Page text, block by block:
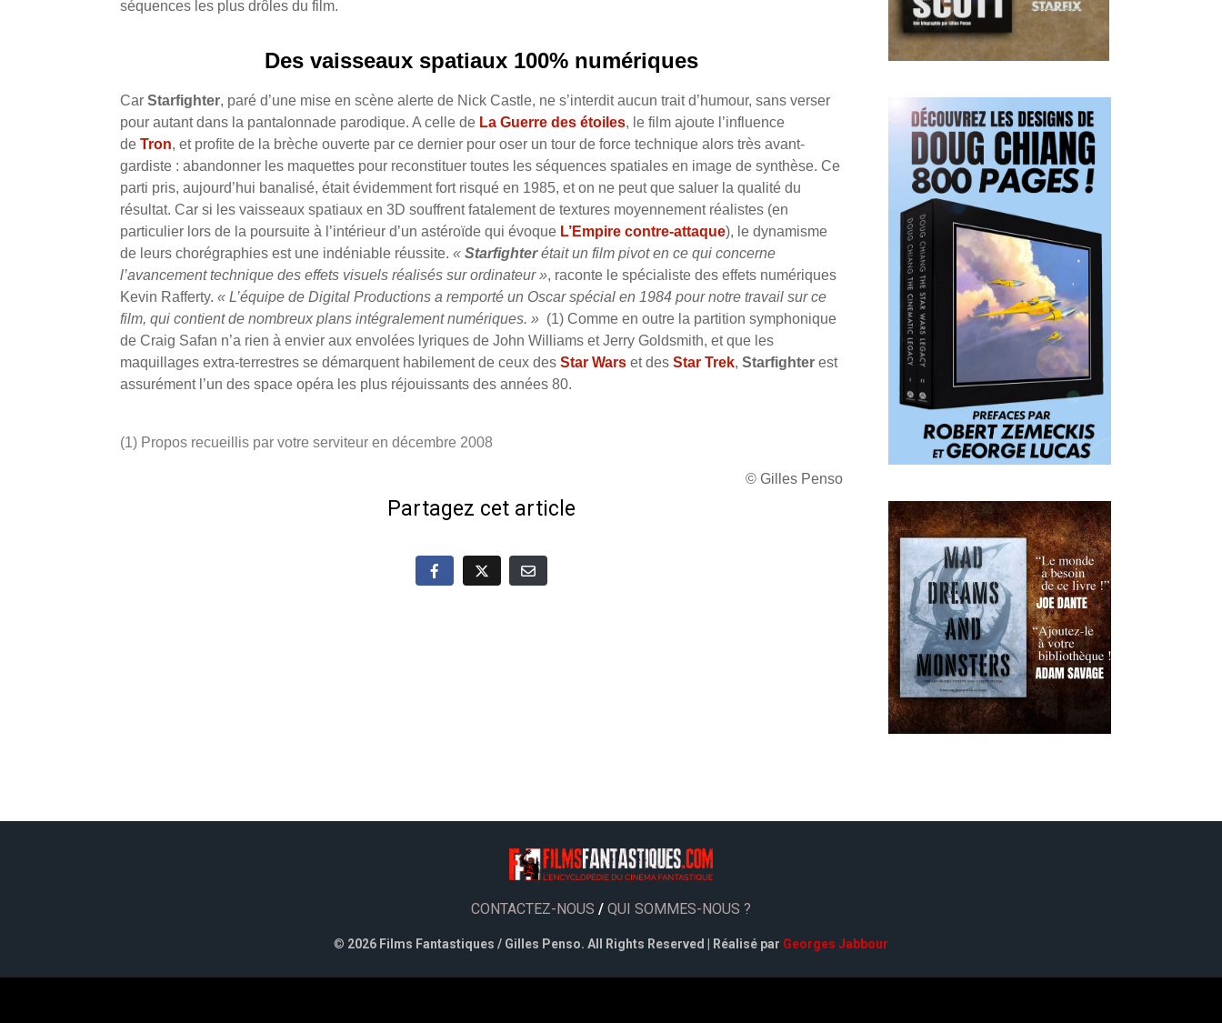
séquences les plus drôles du film.
Des vaisseaux spatiaux 100% numériques
Car Starfighter, paré d’une mise en scène alerte de Nick Castle, ne s’interdit aucun trait d’humour, sans verser
pour autant dans la pantalonnade parodique. A celle de La Guerre des étoiles, le film ajoute l’influence
de Tron, et profite de la brèche ouverte par ce dernier pour oser un tour de force technique alors très avant-
gardiste : abandonner les maquettes pour reconstituer toutes les séquences spatiales en image de synthèse. Ce
parti pris, aujourd’hui banalisé, était évidemment fort risqué en 1985, et on ne peut que saluer la qualité du
résultat. Car si les vaisseaux spatiaux en 3D souffrent fatalement de textures moyennement réalistes (en
particulier lors de la poursuite à l’intérieur d’un astéroïde qui évoque L’Empire contre-attaque), le dynamisme
de leurs chorégraphies est une indéniable réussite. « Starfighterétait un film pivot en ce qui concerne
l’avancement technique des effets visuels réalisés sur ordinateur », raconte le spécialiste des effets numériques
Kevin Rafferty. « L’équipe de Digital Productions a remporté un Oscar spécial en 1984 pour notre travail sur ce
film, qui contient de nombreux plans intégralement numériques. » (1) Comme en outre la partition symphonique
de Craig Safan n’a rien à envier aux envolées lyriques de John Williams et Jerry Goldsmith, et que les
maquillages extra-terrestres se démarquent habilement de ceux des Star Wars et des Star Trek, Starfighter est
assurément l’un des space opéra les plus réjouissants des années 80.
(1) Propos recueillis par votre serviteur en décembre 2008
© Gilles Penso
Partagez cet article
CONTACTEZ-NOUS / QUI SOMMES-NOUS ?
© 2026 Films Fantastiques / Gilles Penso. All Rights Reserved | Réalisé par Georges Jabbour